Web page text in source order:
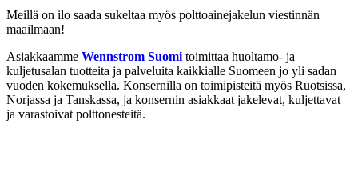
Meillä on ilo saada sukeltaa myös polttoainejakelun viestinnän
maailmaan!
Asiakkaamme Wennstrom Suomitoimittaa huoltamo- ja
kuljetusalan tuotteita ja palveluita kaikkialle Suomeen jo yli sadan
vuoden kokemuksella. Konsernilla on toimipisteitä myös Ruotsissa,
Norjassa ja Tanskassa, ja konsernin asiakkaat jakelevat, kuljettavat
ja varastoivat polttonesteitä.